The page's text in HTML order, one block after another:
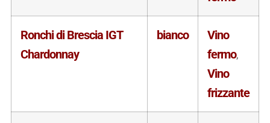
Ronchi di Brescia IGT
Chardonnay
bianco
Vino
fermo,
Vino
frizzante